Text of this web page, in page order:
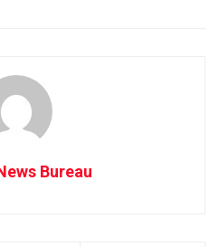
Bureau